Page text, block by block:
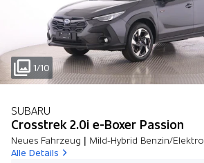
1/10
SUBARU
Crosstrek 2.0i e-Boxer Passion
Neues Fahrzeug | Mild-Hybrid Benzin/Elektro
Alle Details